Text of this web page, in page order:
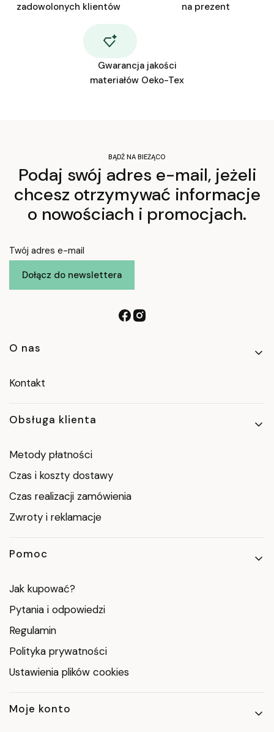
zadowolonych klientów
na prezent
Gwarancja jakości
materiałów Oeko-Tex
BĄDŹ NA BIEŻĄCO
Podaj swój adres e-mail, jeżeli
chcesz otrzymywać informacje
o nowościach i promocjach.
Twój adres e-mail
Dołącz do newslettera
Linki w stopce
O nas
Kontakt
Obsługa klienta
Metody płatności
Czas i koszty dostawy
Czas realizacji zamówienia
Zwroty i reklamacje
Pomoc
Jak kupować?
Pytania i odpowiedzi
Regulamin
Polityka prywatności
Ustawienia plików cookies
Moje konto